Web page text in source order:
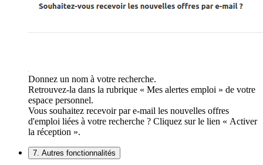
Donnez un nom à votre recherche.
Retrouvez-la dans la rubrique « Mes alertes emploi » de votre
espace personnel.
Vous souhaitez recevoir par e-mail les nouvelles offres
d'emploi liées à votre recherche ? Cliquez sur le lien « Activer
la réception ».
7. Autres fonctionnalités